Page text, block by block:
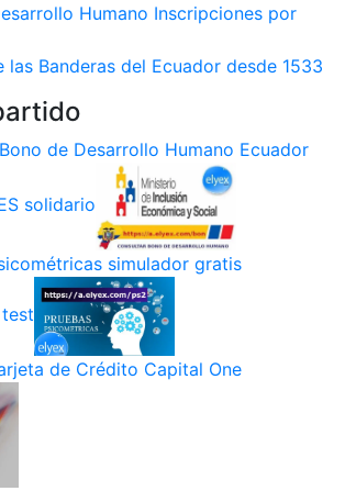
Humano Inscripciones por
las Banderas del Ecuador desde 1533
de Desarrollo Humano Ecuador
solidario
simulador gratis
de Crédito Capital One